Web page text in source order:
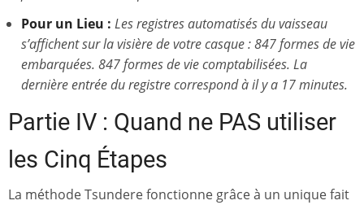
Pour un Lieu : Les registres automatisés du vaisseau
s’affichent sur la visière de votre casque : 847 formes de vie
embarquées. 847 formes de vie comptabilisées. La
dernière entrée du registre correspond à il y a 17 minutes.
Partie IV : Quand ne PAS utiliser
les Cinq Étapes
La méthode Tsundere fonctionne grâce à un unique fait